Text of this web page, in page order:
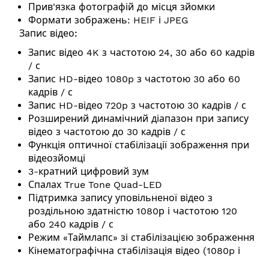
Прив'язка фотографій до місця зйомки
Формати зображень: HEIF і JPEG
Запис відео:
Запис відео 4K з частотою 24, 30 або 60 кадрів
/ с
Запис HD-відео 1080p з частотою 30 або 60
кадрів / с
Запис HD-відео 720p з частотою 30 кадрів / с
Розширений динамічний діапазон при запису
відео з частотою до 30 кадрів / с
Функція оптичної стабілізації зображення при
відеозйомці
3-кратний цифровий зум
Спалах True Tone Quad-LED
Підтримка запису уповільненої відео з
роздільною здатністю 1080р і частотою 120
або 240 кадрів / с
Режим «Таймлапс» зі стабілізацією зображення
Кінематографічна стабілізація відео (1080p і